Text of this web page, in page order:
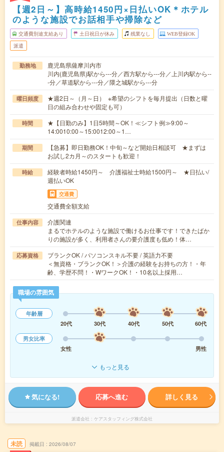
【週2日～】高時給1450円×日払いOK＊ホテル
のような施設でお話相手や掃除など
交通費別途支給あり 土日祝日が休み 残業なし WEB登録OK
派遣
勤務地
鹿児島県薩摩川内市
川内(鹿児島県)駅から---分／西方駅から---分／上川内駅から--
-分／草道駅から---分／隈之城駅から---分
曜日頻度
★週2日～（月～日） ※希望のシフトを毎月提出（日数と曜
日の組み合わせや固定も可）
時間
★【日勤のみ】1日5時間～OK！≪シフト例≫9:00～
14:0010:00～15:0012:00～1…
期間
【急募】即日勤務OK！中旬～など開始日相談可 ★まずは
お試し2カ月～のスタートも歓迎！
時給
経験者時給1450円～ 介護福祉士時給1500円～ ★日払い/
週払いOK
交通費
交通費全額支給
仕事内容
介護関連
まるでホテルのような施設で働けるお仕事です！できたばか
りの施設が多く、利用者さんの要介護度も低め！体…
応募資格
ブランクOK / パソコンスキル不要 / 英語力不要
＜無資格・ブランクOK！＞介護の経験をお持ちの方！・年
齢、学歴不問！・WワークOK！・10名以上採用…
職場の雰囲気
年齢層
20代
30代 40代 50代
60代
男女比率
女性
男性
もっと見る
気になる! 応募へ進む 詳しく見る
派遣会社 ケアスタッフィング株式会社
未読 掲載日 2026/08/07